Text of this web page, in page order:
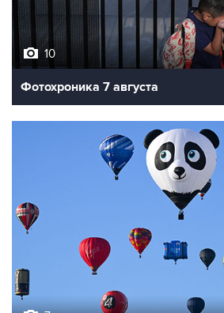
10
Фотохроника 7 августа